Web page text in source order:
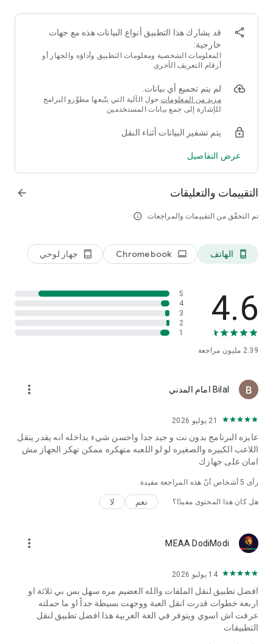
🎥إرسال ملفات كبيرة
شارك الصور والموسيقى ومقاطع الفيديو والتطبيقات والمستندات
українська мова ، Tiếng Việt.
أرسل لنا ملاحظاتك على: mi-shareme@xiaomi.com
قد يشارك هذا التطبيق أنواع البيانات هذه مع جهات
خارجية:
المعلومات الشخصية ومعلومات التطبيق وأداؤه والجهاز أو
أرقام التعريف الأخرى
لم يتم تجميع أي بيانات.
مزيد من المعلومات حول الآلية التي يتّبعها مطوِّرو البرامج
للإشارة إلى جمع بيانات المستخدمين
يتم تشفير البيانات أثناء النقل
عرض التفاصيل
التقييمات والتعليقات
تم التحقّق من التقييمات والمراجعات info_outline
arrow_forward
phone_android الهاتف laptop
Chromebook
tablet_android جهاز لوحي
4.6
2.39 مليون مراجعة
5
4
3
2
1
Bilal امام المدني more_vert
21 يوليو 2026
عايزه البرنامج بدون نت و جيد جدا واحسن شيء بداخله انه يقدر ينقل
اللاعب الكبيره والصغيره لو لو اللعبه متهكره ممكن تهكر الجهاز مش
امان على جهازك
رأى 5أشخاص أنّ هذه المراجعة مفيدة.
هل كان هذا المحتوى مفيدًا؟ نعم لا
MEAA DodiModi
more_vert
14 يوليو 2026
افضل تطبيق لنقل الملفات والله العضيم مره سهل بس بي ثلاثة او
اربعة خطوات قدرت انقل العبة ووجهت بسيطة جداً او ما حملته
عرفت اش اسوي ويتوفر في الغة العربية هذا افضل تطبيق لنقل
التطبيقات